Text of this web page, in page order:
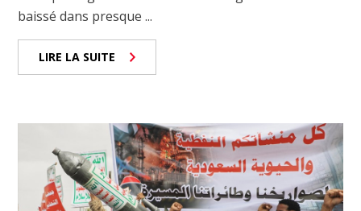
baissé dans presque ...
LIRE LA SUITE